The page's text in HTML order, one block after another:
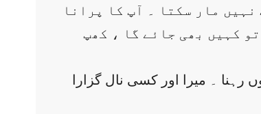
نہیں مار سکتا ۔ آپ کا پرانا
کہیں بھی جائے گا ، کھپ
رہنا ۔ میرا اور کسی نال گزارا